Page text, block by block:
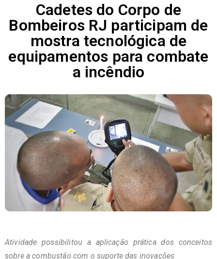
Cadetes do Corpo de
Bombeiros RJ participam de
mostra tecnológica de
equipamentos para combate
a incêndio
Atividade possibilitou a aplicação prática dos conceitos
sobre a combustão com o suporte das inovações